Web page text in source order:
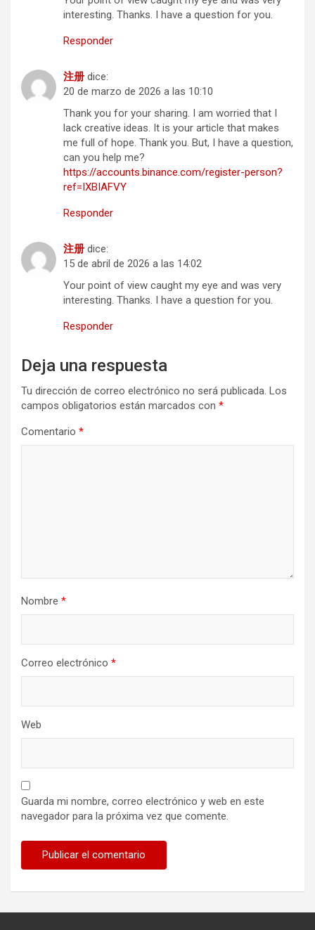
interesting. Thanks. I have a question for you.
Responder
注册 dice:
20 de marzo de 2026 a las 10:10
Thank you for your sharing. I am worried that I
lack creative ideas. It is your article that makes
me full of hope. Thank you. But, I have a question,
can you help me?
https://accounts.binance.com/register-person?
ref=IXBIAFVY
Responder
注册 dice:
15 de abril de 2026 a las 14:02
Your point of view caught my eye and was very
interesting. Thanks. I have a question for you.
Responder
Deja una respuesta
Tu dirección de correo electrónico no será publicada. Los
campos obligatorios están marcados con *
Comentario *
Nombre *
Correo electrónico *
Web
Guarda mi nombre, correo electrónico y web en este
navegador para la próxima vez que comente.